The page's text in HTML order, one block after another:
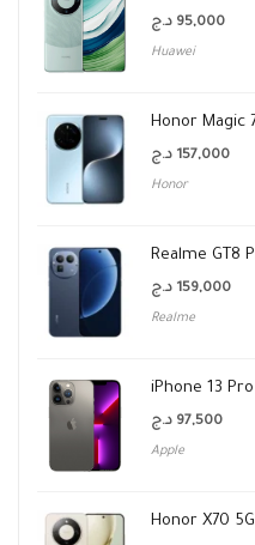
95,000 د.ج
Huawei
Honor Magic
157,000 د.ج
Honor
Realme GT8
159,000 د.ج
Realme
iPhone 13 Pro
97,500 د.ج
Apple
Honor X70 5G